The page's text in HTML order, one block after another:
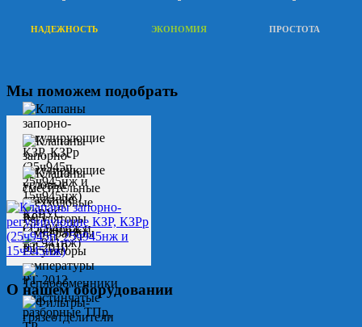
НАДЕЖНОСТЬ ЭКОНОМИЯ ПРОСТОТА
Мы поможем подобрать
О нашем оборудовании